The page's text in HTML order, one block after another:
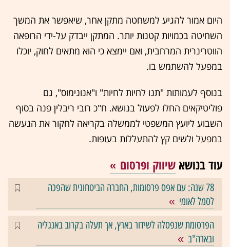
היום אמור להגיע למשחטה מתקן אחר, שיאפשר את המשך
השחיטה בכמויות קטנות יותר. המתקן ייבדק על-ידי הרופאה
הווטרינרית המרחבית, ואם יימצא כי הוא מתאים לחוק, יוכלו
במפעל להשתמש בו.
בנוסף לעמותות "תנו לחיות לחיות" ו"אנונימוס", גם
פוליטיקאים החלו לפעול בנושא. ח"כ רובי ריבלין פנה בסוף
השבוע ליועץ המשפטי לממשלה בקריאה לחקור את הנעשה
במפעל ולשים קץ להתעללות בעופות.
עוד בנושא שיווק ופרסום
78 שנה: עם אפס פרסומות, החברה הביטחונית שהפכה
לסמל לאומי
הפרסומת שנפסלה לשידור בארץ, אך תעלה בקרוב באנגליה
ובארה"ב